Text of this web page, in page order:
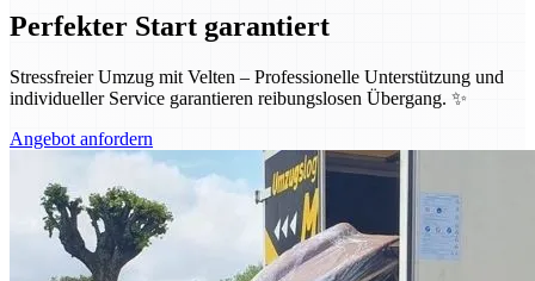
Perfekter Start garantiert
Stressfreier Umzug mit Velten – Professionelle Unterstützung und
individueller Service garantieren reibungslosen Übergang. ✨
Angebot anfordern